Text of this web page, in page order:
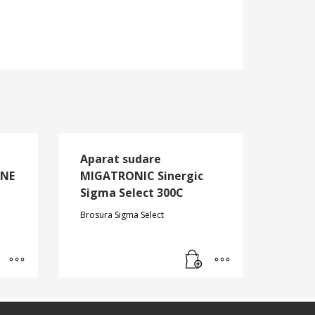
Aparat sudare
MIGATRONIC Sinergic
Sigma Select 300C
Brosura Sigma Select